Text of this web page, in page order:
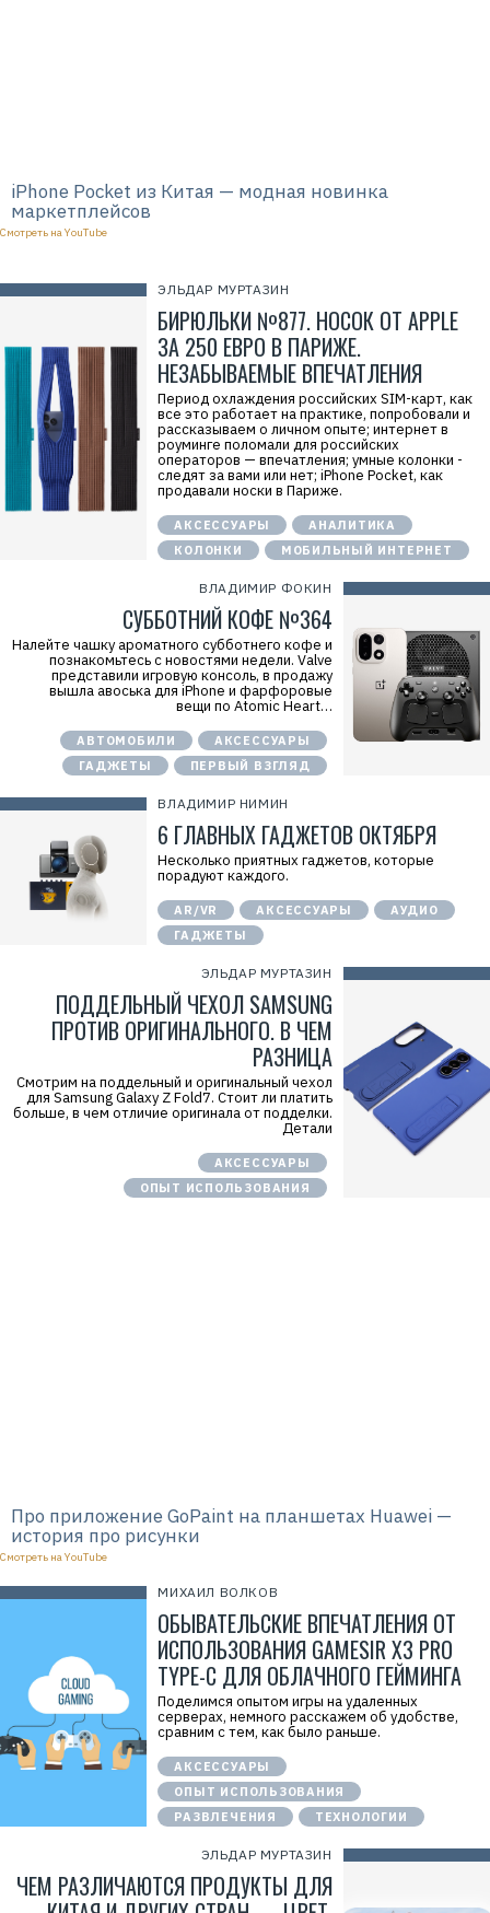
ЭЛЬДАР МУРТАЗИН
БИРЮЛЬКИ №877. НОСОК ОТ APPLE
ЗА 250 ЕВРО В ПАРИЖЕ.
НЕЗАБЫВАЕМЫЕ ВПЕЧАТЛЕНИЯ
Период охлаждения российских SIM-карт, как
все это работает на практике, попробовали и
рассказываем о личном опыте; интернет в
роуминге поломали для российских
операторов — впечатления; умные колонки -
следят за вами или нет; iPhone Pocket, как
продавали носки в Париже.
АКСЕССУАРЫ
АНАЛИТИКА
КОЛОНКИ
МОБИЛЬНЫЙ ИНТЕРНЕТ
ВЛАДИМИР ФОКИН
СУББОТНИЙ КОФЕ №364
Налейте чашку ароматного субботнего кофе и
познакомьтесь с новостями недели. Valve
представили игровую консоль, в продажу
вышла авоська для iPhone и фарфоровые
вещи по Atomic Heart…
АВТОМОБИЛИ
АКСЕССУАРЫ
ГАДЖЕТЫ
ПЕРВЫЙ ВЗГЛЯД
ВЛАДИМИР НИМИН
6 ГЛАВНЫХ ГАДЖЕТОВ ОКТЯБРЯ
Несколько приятных гаджетов, которые
порадуют каждого.
AR/VR АКСЕССУАРЫ
АУДИО
ГАДЖЕТЫ
ЭЛЬДАР МУРТАЗИН
ПОДДЕЛЬНЫЙ ЧЕХОЛ SAMSUNG
ПРОТИВ ОРИГИНАЛЬНОГО. В ЧЕМ
РАЗНИЦА
Смотрим на поддельный и оригинальный чехол
для Samsung Galaxy Z Fold7. Стоит ли платить
больше, в чем отличие оригинала от подделки.
Детали
АКСЕССУАРЫ
ОПЫТ ИСПОЛЬЗОВАНИЯ
МИХАИЛ ВОЛКОВ
ОБЫВАТЕЛЬСКИЕ ВПЕЧАТЛЕНИЯ ОТ
ИСПОЛЬЗОВАНИЯ GAMESIR X3 PRO
TYPE-C ДЛЯ ОБЛАЧНОГО ГЕЙМИНГА
Поделимся опытом игры на удаленных
серверах, немного расскажем об удобстве,
сравним с тем, как было раньше.
АКСЕССУАРЫ
ОПЫТ ИСПОЛЬЗОВАНИЯ
РАЗВЛЕЧЕНИЯ
ТЕХНОЛОГИИ
ЭЛЬДАР МУРТАЗИН
ЧЕМ РАЗЛИЧАЮТСЯ ПРОДУКТЫ ДЛЯ
iPhone Pocket из Китая — модная новинка
маркетплейсов
Смотреть на YouTube
Про приложение GoPaint на планшетах Huawei —
история про рисунки
Смотреть на YouTube